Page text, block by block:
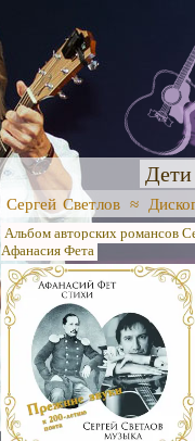
Дети
Сергей Светлов ≈
Альбом авторских романсов
Афанасия Фета